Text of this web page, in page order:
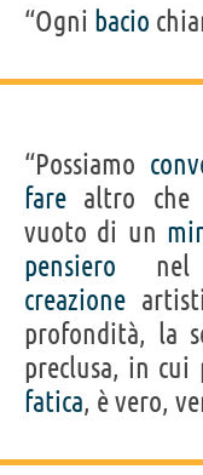
“Ogni bacio
“Possiamo
fare altro che
vuoto di un
pensiero
creazione
profondità, la
preclusa, in cui
fatica, è vero,